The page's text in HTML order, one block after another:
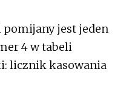
jest jeden
4 w tabeli
licznik kasowania